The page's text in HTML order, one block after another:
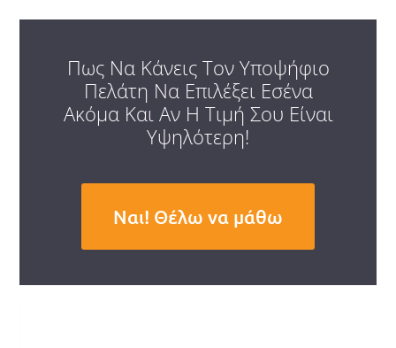
Πως Να Κάνεις Τον Υποψήφιο
Πελάτη Να Επιλέξει Εσένα
Ακόμα Και Αν Η Τιμή Σου Είναι
Υψηλότερη!
Ναι! Θέλω να μάθω